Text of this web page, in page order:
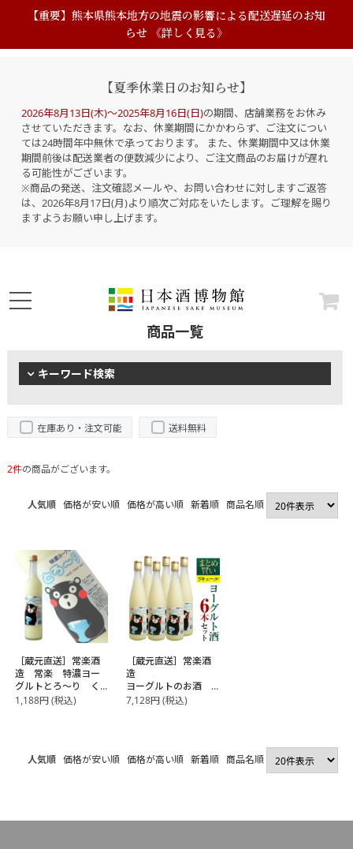
【重要】熊本県熊本地方の地震の影響による配送遅延のお知
らせ 《詳しく見る》
【夏季休業日のお知らせ】
2026年8月13日(木)～2025年8月16日(日)の期間、店舗業務をお休み
させていただきます。なお、休業期間にかかわらず、ご注文につい
ては24時間年中無休で承っております。 また、休業期間中又は休業
期間前後は配送業者の便数減少により、ご注文商品のお届けが遅れ
る可能性がございます。
※商品の発送、注文確認メールや、お問い合わせに対しますご返答
は、2026年8月17日(月)より順次ご対応をいたします。ご理解を賜り
ますようお願い申し上げます。
商品一覧
キーワード検索
在庫あり・注文可能 送料無料
2件の商品がございます。
人気順 価格が安い順 価格が高い順 新着順 商品名順
［蔵元直送］常楽酒
造 常楽 特濃ヨー
グルトとろ～り く
まモンデザイン
1,188円(税込)
［蔵元直送］常楽酒
造
ヨーグルトのお酒
まとめ買い 6本セッ
7,128円(税込)
人気順 価格が安い順 価格が高い順 新着順 商品名順